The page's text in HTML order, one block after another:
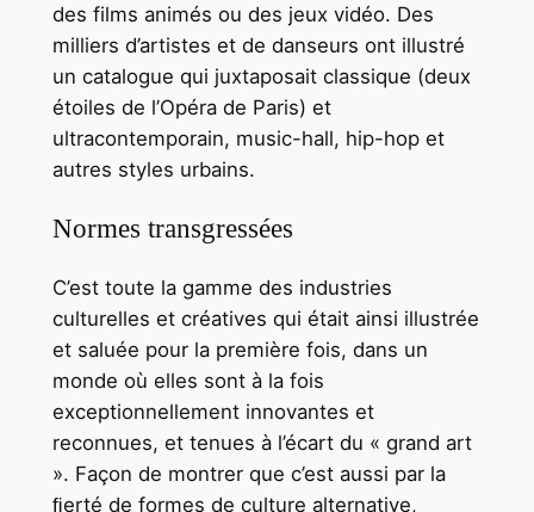
des films animés ou des jeux vidéo. Des
milliers d’artistes et de danseurs ont illustré
un catalogue qui juxtaposait classique (deux
étoiles de l’Opéra de Paris) et
ultracontemporain, music-hall, hip-hop et
autres styles urbains.
Normes transgressées
C’est toute la gamme des industries
culturelles et créatives qui était ainsi illustrée
et saluée pour la première fois, dans un
monde où elles sont à la fois
exceptionnellement innovantes et
reconnues, et tenues à l’écart du « grand art
». Façon de montrer que c’est aussi par la
ﬁerté de formes de culture alternative,